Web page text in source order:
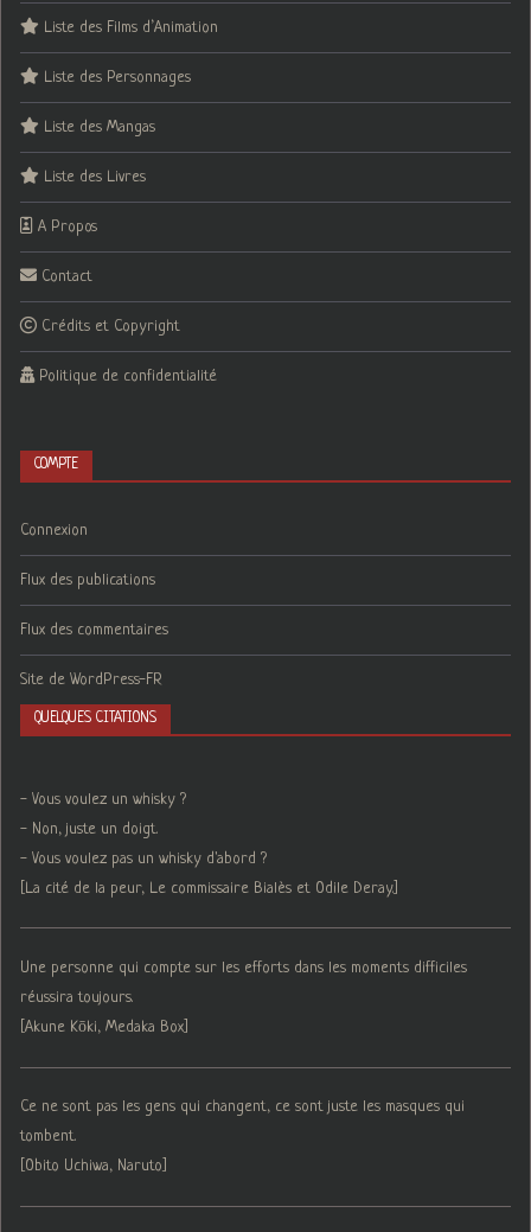
Liste des Films d’Animation
Liste des Personnages
Liste des Mangas
Liste des Livres
A Propos
Contact
Crédits et Copyright
Politique de confidentialité
COMPTE
Connexion
Flux des publications
Flux des commentaires
Site de WordPress-FR
QUELQUES CITATIONS
- Vous voulez un whisky ?
- Non, juste un doigt.
- Vous voulez pas un whisky d'abord ?
[La cité de la peur, Le commissaire Bialès et Odile Deray.]
Une personne qui compte sur les efforts dans les moments difficiles
réussira toujours.
[Akune Kōki, Medaka Box]
Ce ne sont pas les gens qui changent, ce sont juste les masques qui
tombent.
[Obito Uchiwa, Naruto]